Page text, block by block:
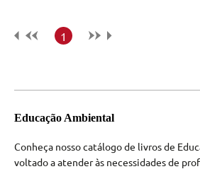
1
Educação Ambiental
Conheça nosso catálogo de livros de
voltado a atender às necessidades de